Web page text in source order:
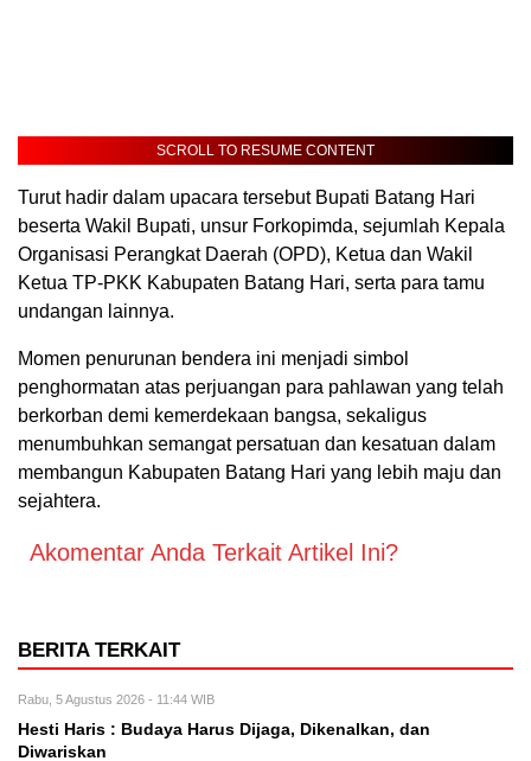
SCROLL TO RESUME CONTENT
Turut hadir dalam upacara tersebut Bupati Batang Hari
beserta Wakil Bupati, unsur Forkopimda, sejumlah Kepala
Organisasi Perangkat Daerah (OPD), Ketua dan Wakil
Ketua TP-PKK Kabupaten Batang Hari, serta para tamu
undangan lainnya.
Momen penurunan bendera ini menjadi simbol
penghormatan atas perjuangan para pahlawan yang telah
berkorban demi kemerdekaan bangsa, sekaligus
menumbuhkan semangat persatuan dan kesatuan dalam
membangun Kabupaten Batang Hari yang lebih maju dan
sejahtera.
Akomentar Anda Terkait Artikel Ini?
BERITA TERKAIT
Rabu, 5 Agustus 2026 - 11:44 WIB
Hesti Haris : Budaya Harus Dijaga, Dikenalkan, dan
Diwariskan